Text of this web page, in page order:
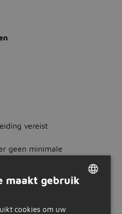
vereist
geen minimale
je Nederlands
maakt gebruik
cookies om uw